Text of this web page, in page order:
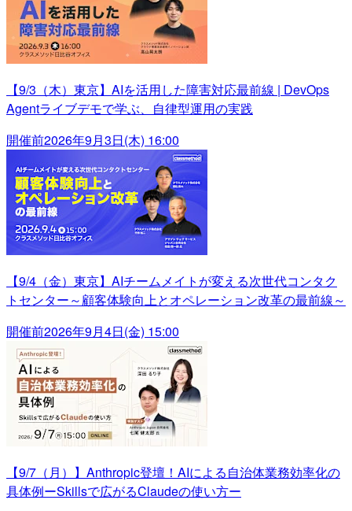
【9/3（木）東京】AIを活用した障害対応最前線 | DevOps
Agentライブデモで学ぶ、自律型運用の実践
開催前2026年9月3日(木) 16:00
【9/4（金）東京】AIチームメイトが変える次世代コンタク
トセンター～顧客体験向上とオペレーション改革の最前線～
開催前2026年9月4日(金) 15:00
【9/7（月）】Anthropic登壇！AIによる自治体業務効率化の
具体例ーSkillsで広がるClaudeの使い方ー